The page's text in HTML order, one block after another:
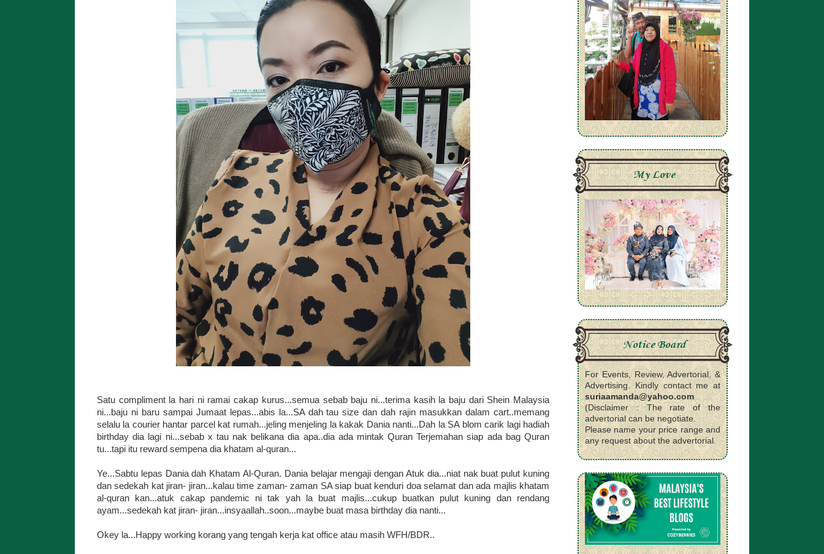
Satu compliment la hari ni ramai cakap kurus...semua sebab baju ni...terima kasih la baju dari Shein Malaysia
ni...baju ni baru sampai Jumaat lepas...abis la...SA dah tau size dan dah rajin masukkan dalam cart..memang
selalu la courier hantar parcel kat rumah...jeling menjeling la kakak Dania nanti...Dah la SA blom carik lagi hadiah
birthday dia lagi ni...sebab x tau nak belikana dia apa..dia ada mintak Quran Terjemahan siap ada bag Quran
tu...tapi itu reward sempena dia khatam al-quran...
Ye...Sabtu lepas Dania dah Khatam Al-Quran. Dania belajar mengaji dengan Atuk dia...niat nak buat pulut kuning
dan sedekah kat jiran- jiran...kalau time zaman- zaman SA siap buat kenduri doa selamat dan ada majlis khatam
al-quran kan...atuk cakap pandemic ni tak yah la buat majlis...cukup buatkan pulut kuning dan rendang
ayam...sedekah kat jiran- jiran...insyaallah..soon...maybe buat masa birthday dia nanti...
Okey la...Happy working korang yang tengah kerja kat office atau masih WFH/BDR..
My Love
Notice Board
For Events, Review, Advertorial, &
Advertising. Kindly contact me at
suriaamanda@yahoo.com
(Disclaimer : The rate of the
advertorial can be negotiate.
Please name your price range and
any request about the advertorial.